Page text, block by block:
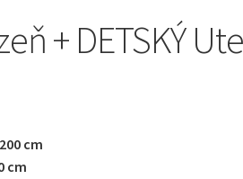
+ DETSKÝ
cm
cm